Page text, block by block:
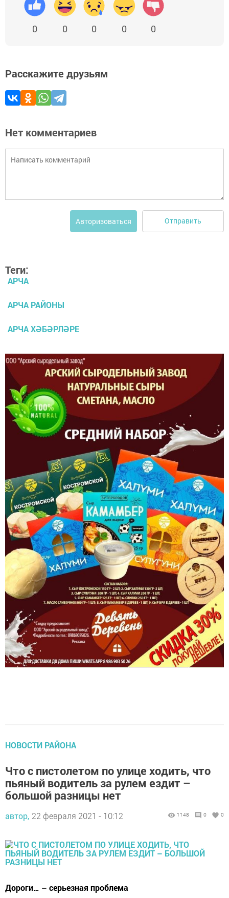
0 0 0 0 0
Расскажите друзьям
Нет комментариев
Авторизоваться Отправить
Теги:
АРЧА
АРЧА РАЙОНЫ
АРЧА ХӘБӘРЛӘРЕ
НОВОСТИ РАЙОНА
Что с пистолетом по улице ходить, что
пьяный водитель за рулем ездит –
большой разницы нет
автор, 22 февраля 2021 - 10:12 1148 0 0
Дороги… – серьезная проблема